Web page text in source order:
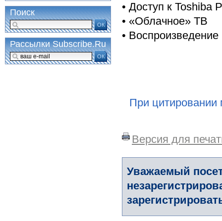
• Доступ к Toshiba
• «Облачное» ТВ
•
При цитировании
Версия для
Уважаемый
Поиск
ОК
Рассылки Subscribe.Ru
ОК